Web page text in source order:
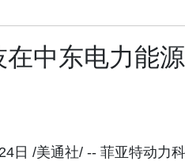
中东电力能
日 /美通社/ -- 菲亚特动力